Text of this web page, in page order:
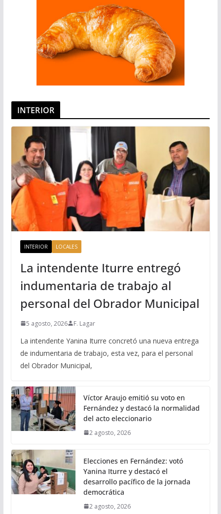
INTERIOR
INTERIOR LOCALES
La intendente Iturre entregó
indumentaria de trabajo al
personal del Obrador Municipal
5 agosto, 2026 F. Lagar
La intendente Yanina Iturre concretó una nueva entrega
de indumentaria de trabajo, esta vez, para el personal
del Obrador Municipal,
Víctor Araujo emitió su voto en
Fernández y destacó la normalidad
del acto eleccionario
2 agosto, 2026
Elecciones en Fernández: votó
Yanina Iturre y destacó el
desarrollo pacífico de la jornada
democrática
2 agosto, 2026